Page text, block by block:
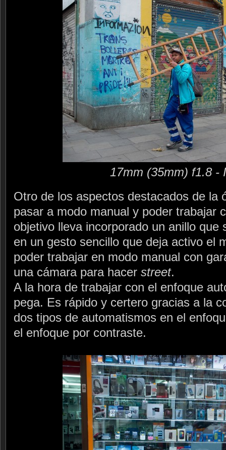
17mm (35mm) f1.8 -
Otro de los aspectos destacados de la
pasar a modo manual y poder trabajar
objetivo lleva incorporado un anillo que
en un gesto sencillo que deja activo el
poder trabajar en modo manual con
una cámara para hacer street.
A la hora de trabajar con el enfoque
pega. Es rápido y certero gracias a la
dos tipos de automatismos en el
el enfoque por contraste.